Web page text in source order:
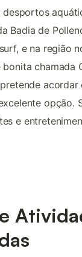
desportos
Badia de
e na região
chamada
opção.
e